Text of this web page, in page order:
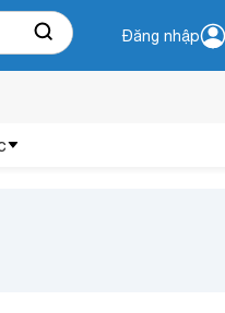
Đăng nhập